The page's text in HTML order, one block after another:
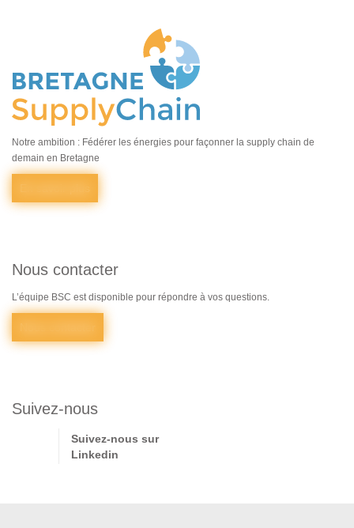
Notre ambition : Fédérer les énergies pour façonner la supply chain de
demain en Bretagne
Nous contacter
L’équipe BSC est disponible pour répondre à vos questions.
Suivez-nous
Suivez-nous sur
Linkedin